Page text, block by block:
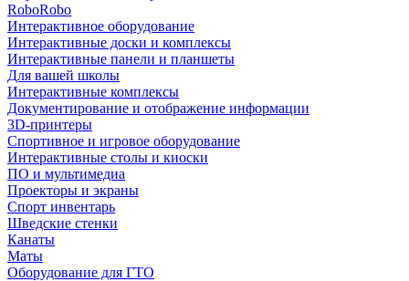
RoboRobo
Интерактивное оборудование
Интерактивные доски и комплексы
Интерактивные панели и планшеты
Для вашей школы
Интерактивные комплексы
Документирование и отображение информации
3D-принтеры
Спортивное и игровое оборудование
Интерактивные столы и киоски
ПО и мультимедиа
Проекторы и экраны
Спорт инвентарь
Шведские стенки
Канаты
Маты
Оборудование для ГТО